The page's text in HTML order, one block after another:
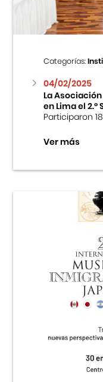
Categorías:
04/02/2025
La
en Lima el
Participaron
Ver más